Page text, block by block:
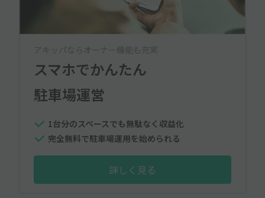
アキッパならオーナー機能も充実
スマホでかんたん
駐車場運営
1台分のスペースでも無駄なく収益化
完全無料で駐車場運用を始められる
詳しく見る